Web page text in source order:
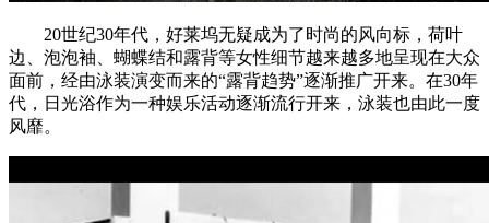
20世纪30年代，好莱坞无疑成为了时尚的风向标，荷叶
边、泡泡袖、蝴蝶结和露背等女性细节越来越多地呈现在大众
面前，经由泳装演变而来的“露背趋势”逐渐推广开来。在30年
代，日光浴作为一种娱乐活动逐渐流行开来，泳装也由此一度
风靡。